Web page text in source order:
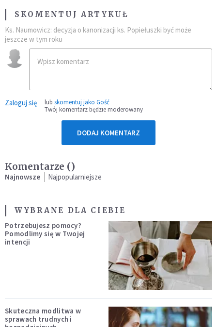
SKOMENTUJ ARTYKUŁ
Ks. Naumowicz: decyzja o kanonizacji ks. Popiełuszki być może
jeszcze w tym roku
Zaloguj się lub skomentuj jako Gość
Twój komentarz będzie moderowany
DODAJ KOMENTARZ
Komentarze ()
Najnowsze Najpopularniejsze
WYBRANE DLA CIEBIE
Potrzebujesz pomocy?
Pomodlimy się w Twojej
intencji
Skuteczna modlitwa w
sprawach trudnych i